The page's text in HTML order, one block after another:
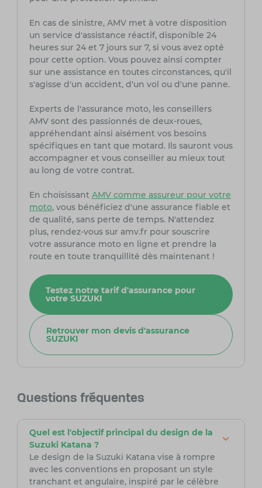
En cas de sinistre, AMV met à votre disposition
un service d'assistance réactif, disponible 24
heures sur 24 et 7 jours sur 7, si vous avez opté
pour cette option. Vous pouvez ainsi compter
sur une assistance en toutes circonstances, qu'il
s'agisse d'un accident, d'un vol ou d'une panne.
Experts de l'assurance moto, les conseillers
AMV sont des passionnés de deux-roues,
appréhendant ainsi aisément vos besoins
spécifiques en tant que motard. Ils sauront vous
accompagner et vous conseiller au mieux tout
au long de votre contrat.
En choisissant AMV comme assureur pour votre
moto, vous bénéficiez d'une assurance fiable et
de qualité, sans perte de temps. N'attendez
plus, rendez-vous sur amv.fr pour souscrire
votre assurance moto en ligne et prendre la
route en toute tranquillité dès maintenant !
Testez notre tarif d'assurance pour
votre SUZUKI
Retrouver mon devis d'assurance
SUZUKI
Questions fréquentes
Quel est l'objectif principal du design de la
Suzuki Katana ?
Le design de la Suzuki Katana vise à rompre
avec les conventions en proposant un style
tranchant et angulaire, inspiré par le célèbre